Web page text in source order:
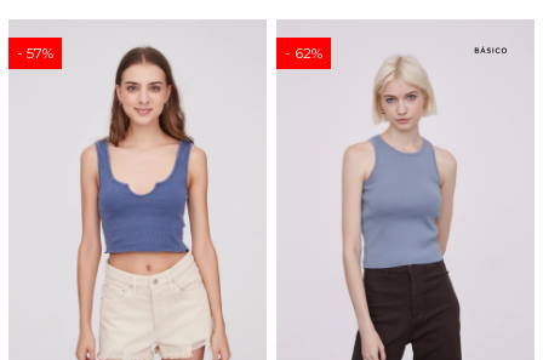
57 62